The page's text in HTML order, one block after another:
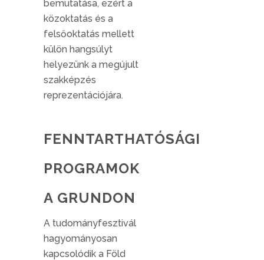
bemutatása, ezért a
közoktatás és a
felsőoktatás mellett
külön hangsúlyt
helyezünk a megújult
szakképzés
reprezentációjára.
FENNTARTHATÓSÁGI
PROGRAMOK
A GRUNDON
A tudományfesztivál
hagyományosan
kapcsolódik a Föld